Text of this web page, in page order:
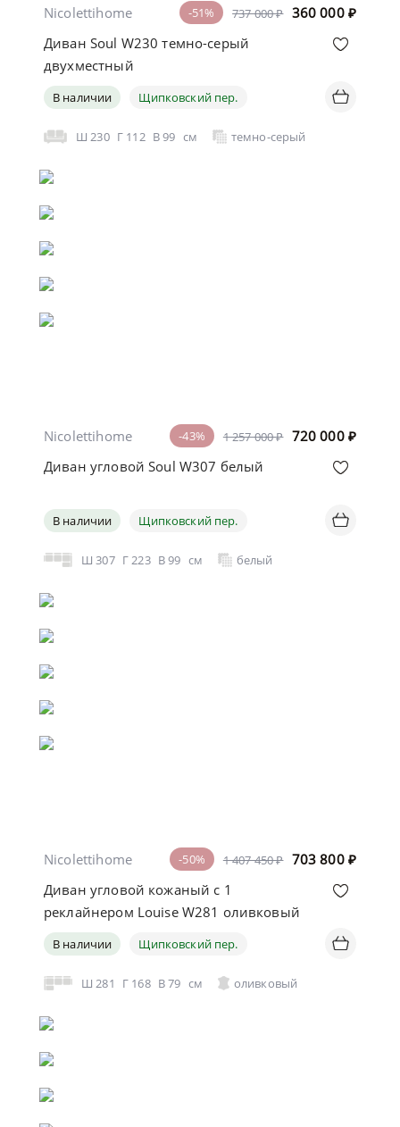
737 000 ₽ 360 000 ₽
-51%
Nicolettihome
Диван Soul W230 темно-серый
двухместный
В наличии Щипковский пер.
Ш 230 Г 112 В99 см темно-серый
1 257 000 ₽ 720 000 ₽
-43%
Nicolettihome
Диван угловой Soul W307 белый
В наличии Щипковский пер.
Ш 307 Г223 В99 см белый
1 407 450 ₽ 703 800 ₽
-50%
Nicolettihome
Диван угловой кожаный с 1
реклайнером Louise W281 оливковый
В наличии Щипковский пер.
Ш 281 Г 168 В79 см оливковый